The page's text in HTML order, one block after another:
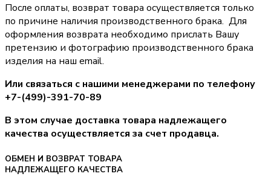
После оплаты, возврат товара осуществляется только
по причине наличия производственного брака. Для
оформления возврата необходимо прислать Вашу
претензию и фотографию производственного брака
изделия на наш email.
Или связаться с нашими менеджерами по телефону
+7-(499)-391-70-89
В этом случае доставка товара надлежащего
качества осуществляется за счет продавца.
ОБМЕН И ВОЗВРАТ ТОВАРА
НАДЛЕЖАЩЕГО КАЧЕСТВА